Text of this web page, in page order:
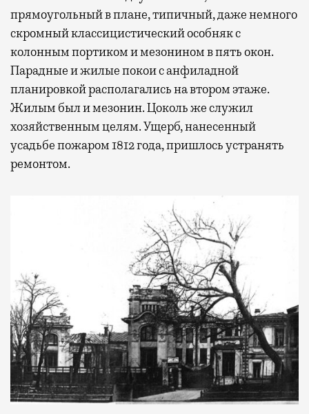
прямоугольный в плане, типичный, даже немного
скромный классицистический особняк с
колонным портиком и мезонином в пять окон.
Парадные и жилые покои с анфиладной
планировкой располагались на втором этаже.
Жилым был и мезонин. Цоколь же служил
хозяйственным целям. Ущерб, нанесенный
усадьбе пожаром 1812 года, пришлось устранять
ремонтом.